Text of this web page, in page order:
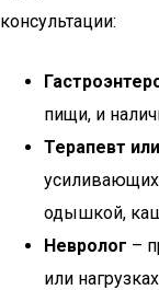
консультации:
пищи, и
Терапевт
одышкой,
Невролог –
или